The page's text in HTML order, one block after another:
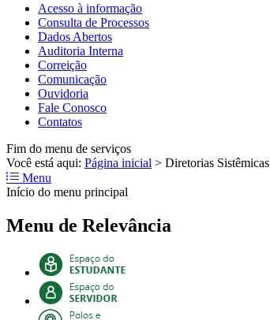
Acesso à informação
Consulta de Processos
Dados Abertos
Auditoria Interna
Correição
Comunicação
Ouvidoria
Fale Conosco
Contatos
Fim do menu de serviços
Você está aqui: Página inicial > Diretorias Sistêmicas
Menu
Início do menu principal
Menu de Relevância